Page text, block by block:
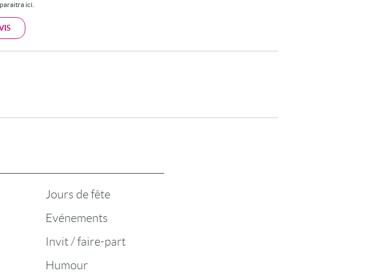
ici.
Jours de fête
Evénements
Invit / faire-part
Humour